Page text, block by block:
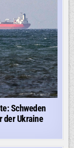
Schweden
der Ukraine